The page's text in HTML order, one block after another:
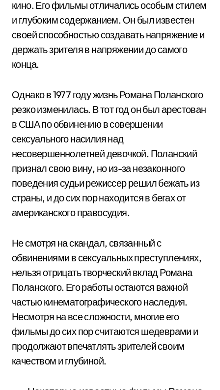
кино. Его фильмы отличались особым стилем
и глубоким содержанием. Он был известен
своей способностью создавать напряжение и
держать зрителя в напряжении до самого
конца.
Однако в 1977 году жизнь Романа Поланского
резко изменилась. В тот год он был арестован
в США по обвинению в совершении
сексуального насилия над
несовершеннолетней девочкой. Поланский
признал свою вину, но из-за незаконного
поведения судьи режиссер решил бежать из
страны, и до сих пор находится в бегах от
американского правосудия.
Не смотря на скандал, связанный с
обвинениями в сексуальных преступлениях,
нельзя отрицать творческий вклад Романа
Поланского. Его работы остаются важной
частью кинематографического наследия.
Несмотря на все сложности, многие его
фильмы до сих пор считаются шедеврами и
продолжают впечатлять зрителей своим
качеством и глубиной.